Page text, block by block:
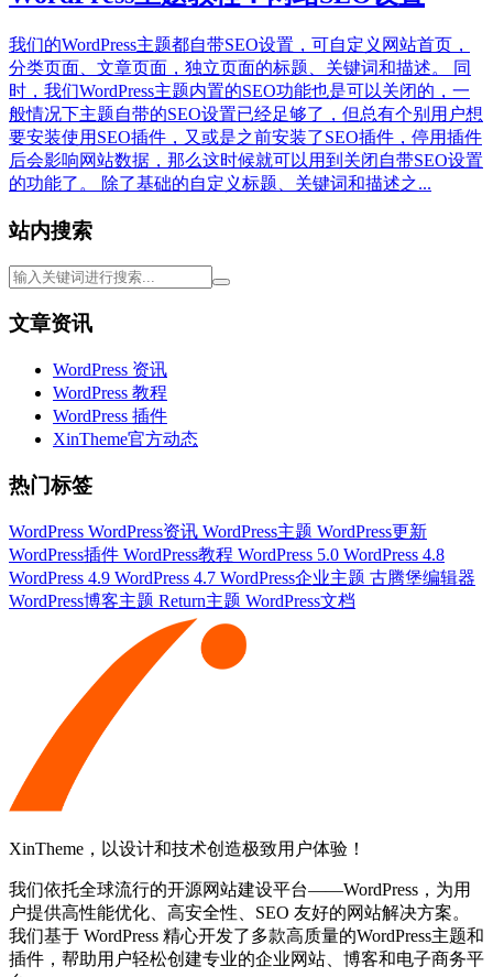
我们的WordPress主题都自带SEO设置，可自定义网站首页，
分类页面、文章页面，独立页面的标题、关键词和描述。 同
时，我们WordPress主题内置的SEO功能也是可以关闭的，一
般情况下主题自带的SEO设置已经足够了，但总有个别用户想
要安装使用SEO插件，又或是之前安装了SEO插件，停用插件
后会影响网站数据，那么这时候就可以用到关闭自带SEO设置
的功能了。 除了基础的自定义标题、关键词和描述之...
站内搜索
文章资讯
WordPress 资讯
WordPress 教程
WordPress 插件
XinTheme官方动态
热门标签
WordPress WordPress资讯 WordPress主题 WordPress更新
WordPress插件 WordPress教程 WordPress 5.0 WordPress 4.8
WordPress 4.9 WordPress 4.7 WordPress企业主题 古腾堡编辑器
WordPress博客主题 Return主题 WordPress文档
XinTheme，以设计和技术创造极致用户体验！
我们依托全球流行的开源网站建设平台——WordPress，为用
户提供高性能优化、高安全性、SEO 友好的网站解决方案。
我们基于 WordPress 精心开发了多款高质量的WordPress主题和
插件，帮助用户轻松创建专业的企业网站、博客和电子商务平